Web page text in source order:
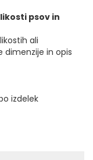
psov in
ali
dimenzije in opis
izdelek